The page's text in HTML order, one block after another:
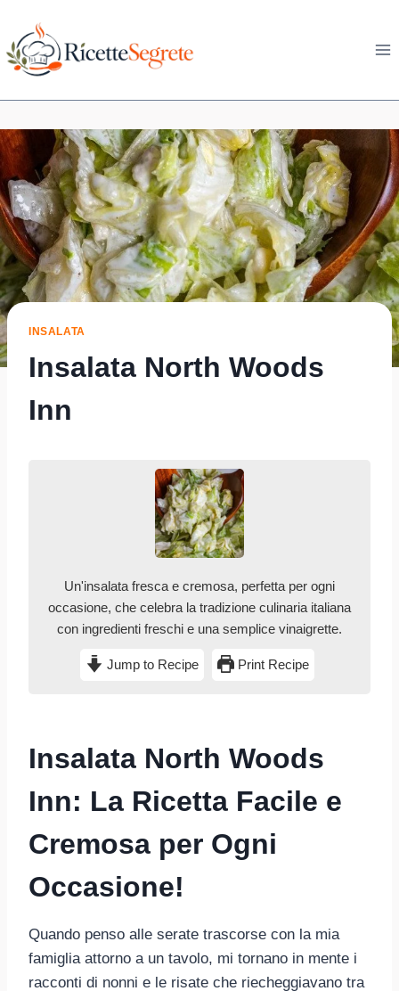
content
INSALATA
Insalata North Woods
Inn
Un'insalata fresca e cremosa, perfetta per ogni
occasione, che celebra la tradizione culinaria italiana
con ingredienti freschi e una semplice vinaigrette.
Jump to Recipe Print Recipe
Insalata North Woods
Inn: La Ricetta Facile e
Cremosa per Ogni
Occasione!
Quando penso alle serate trascorse con la mia
famiglia attorno a un tavolo, mi tornano in mente i
racconti di nonni e le risate che riecheggiavano tra